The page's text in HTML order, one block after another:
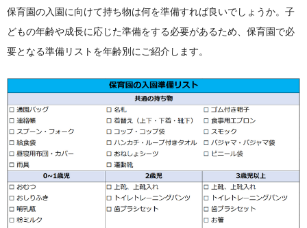
保育園の入園に向けて持ち物は何を準備すれば良いでしょうか。子
どもの年齢や成長に応じた準備をする必要があるため、保育園で必
要となる準備リストを年齢別にご紹介します。